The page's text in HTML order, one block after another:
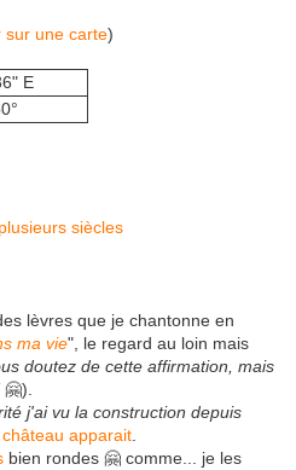
sur une carte)
E
lèvres que je chantonne en
ma vie", le regard au loin mais
doutez de cette affirmation, mais
🤗).
j'ai vu la construction depuis
apparait
bien rondes 🤗 comme... je les